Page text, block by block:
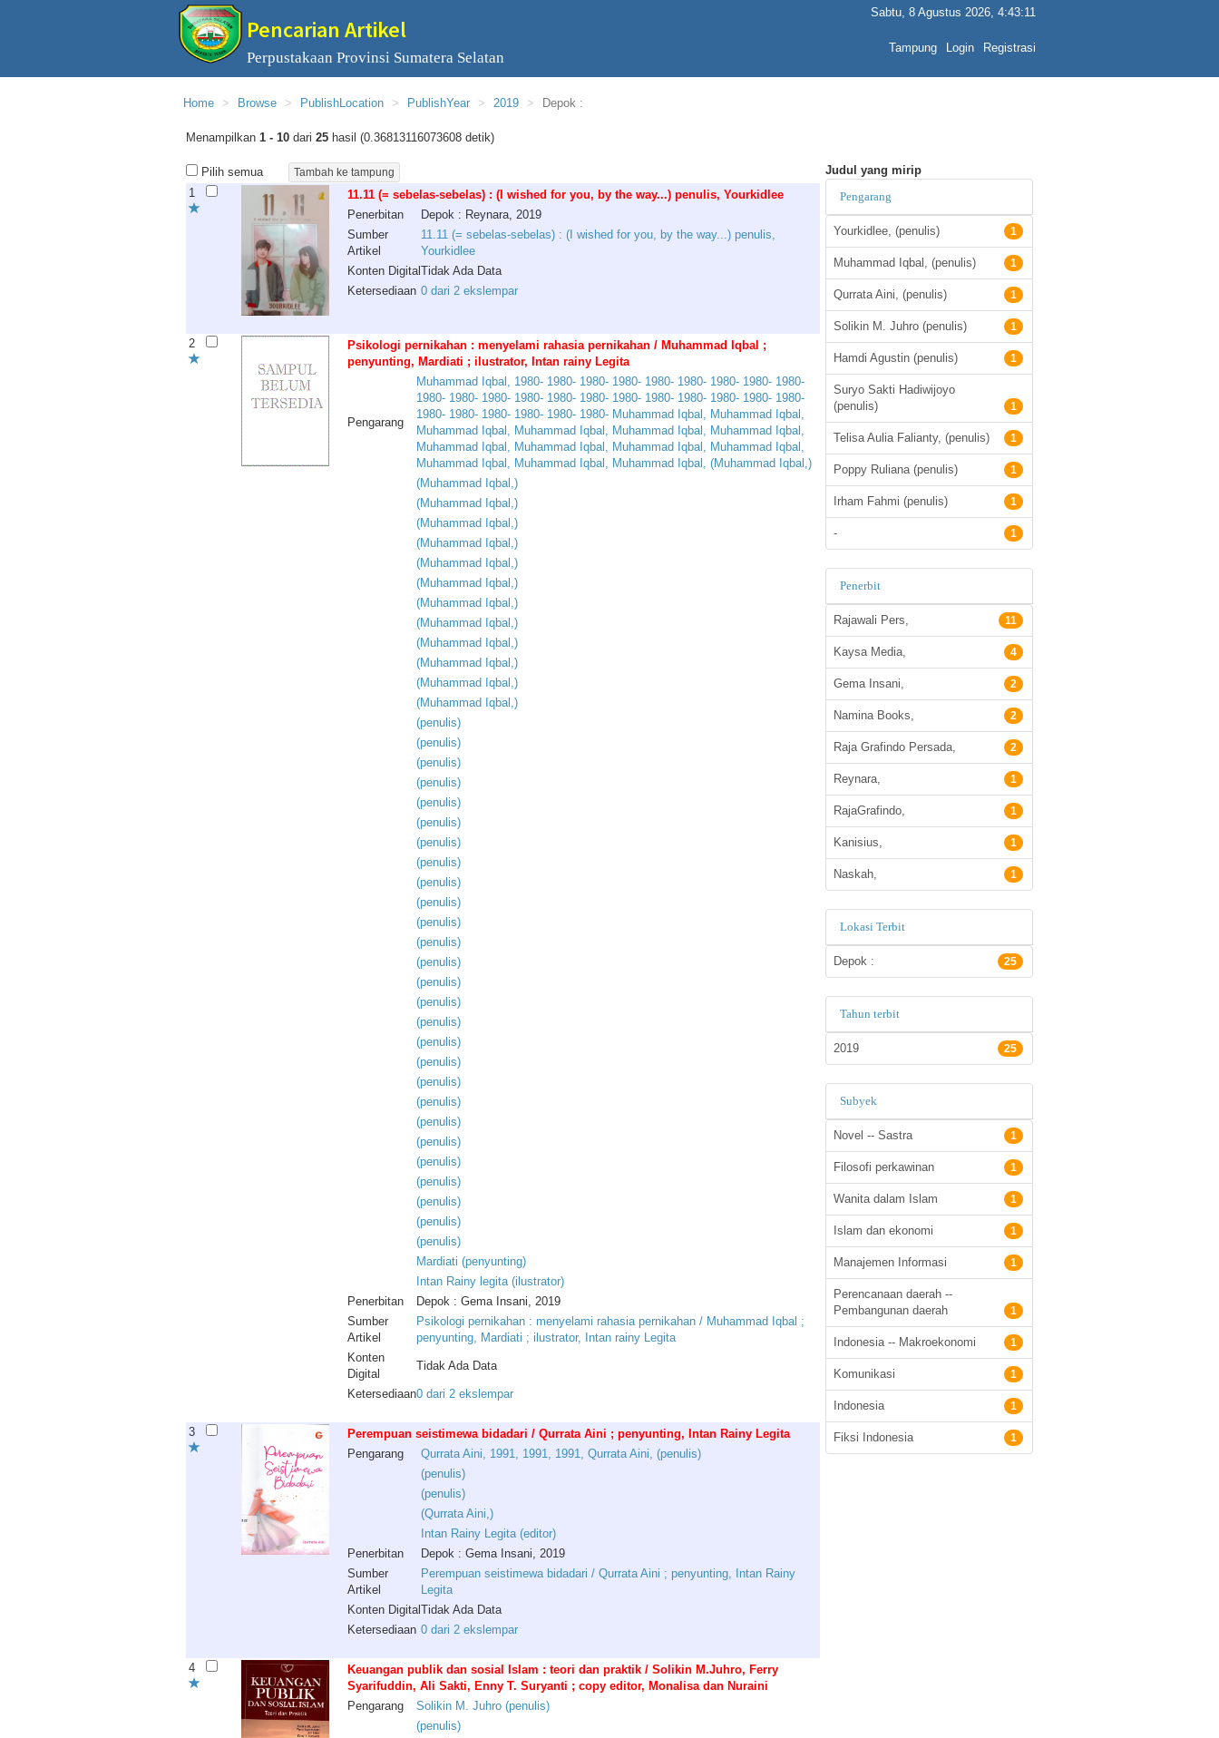
Pencarian Artikel
Perpustakaan Provinsi Sumatera Selatan
Sabtu, 8 Agustus 2026, 4:43:12
Tampung Login Registrasi
Home Browse PublishLocation PublishYear 2019 Depok :
Menampilkan 1 - 10 dari 25 hasil (0.36813116073608 detik)
Pilih semua
1
11.11 (= sebelas-sebelas) : (I wished for you, by the way...) penulis, Yourkidlee
Penerbitan
Depok : Reynara, 2019
Sumber
Artikel
11.11 (= sebelas-sebelas) : (I wished for you, by the way...) penulis,
Yourkidlee
Konten DigitalTidak Ada Data
Ketersediaan 0 dari 2 ekslempar
2
Psikologi pernikahan : menyelami rahasia pernikahan / Muhammad Iqbal ;
penyunting, Mardiati ; ilustrator, Intan rainy Legita
Pengarang
Muhammad Iqbal , 1980- 1980- 1980- 1980- 1980- 1980- 1980- 1980- 1980-
1980- 1980- 1980- 1980- 1980- 1980- 1980- 1980- 1980- 1980- 1980- 1980-
1980- 1980- 1980- 1980- 1980- 1980- Muhammad Iqbal , Muhammad Iqbal ,
Muhammad Iqbal , Muhammad Iqbal , Muhammad Iqbal , Muhammad Iqbal ,
Muhammad Iqbal , Muhammad Iqbal , Muhammad Iqbal , Muhammad Iqbal ,
Muhammad Iqbal , Muhammad Iqbal , Muhammad Iqbal , (Muhammad Iqbal ,)
(Muhammad Iqbal ,)
(Muhammad Iqbal ,)
(Muhammad Iqbal ,)
(Muhammad Iqbal ,)
(Muhammad Iqbal ,)
(Muhammad Iqbal ,)
(Muhammad Iqbal ,)
(Muhammad Iqbal ,)
(Muhammad Iqbal ,)
(Muhammad Iqbal ,)
(Muhammad Iqbal ,)
(Muhammad Iqbal ,)
(penulis)
(penulis)
(penulis)
(penulis)
(penulis)
(penulis)
(penulis)
(penulis)
(penulis)
(penulis)
(penulis)
(penulis)
(penulis)
(penulis)
(penulis)
(penulis)
(penulis)
(penulis)
(penulis)
(penulis)
(penulis)
(penulis)
(penulis)
(penulis)
(penulis)
(penulis)
(penulis)
Mardiati (penyunting)
Intan Rainy legita(ilustrator)
Penerbitan
Depok : Gema Insani, 2019
Sumber
Artikel
Psikologi pernikahan : menyelami rahasia pernikahan / Muhammad Iqbal ;
penyunting, Mardiati ; ilustrator, Intan rainy Legita
Konten
Digital
Tidak Ada Data
Ketersediaan0 dari 2 ekslempar
3
Perempuan seistimewa bidadari / Qurrata Aini ; penyunting, Intan Rainy Legita
Pengarang
Qurrata Aini, 1991, 1991, 1991, Qurrata Aini, (penulis)
(penulis)
(penulis)
(Qurrata Aini,)
Intan Rainy Legita(editor)
Penerbitan
Depok : Gema Insani, 2019
Sumber
Artikel
Perempuan seistimewa bidadari / Qurrata Aini ; penyunting, Intan Rainy
Legita
Konten DigitalTidak Ada Data
Ketersediaan 0 dari 2 ekslempar
4
Keuangan publik dan sosial Islam : teori dan praktik / Solikin M.Juhro, Ferry
Syarifuddin, Ali Sakti, Enny T. Suryanti ; copy editor, Monalisa dan Nuraini
Pengarang
Solikin M . Juhro(penulis)
(penulis)
Judul yang mirip
Pengarang
Yourkidlee, (penulis) 1
Muhammad Iqbal, (penulis) 1
Qurrata Aini, (penulis) 1
Solikin M. Juhro (penulis) 1
Hamdi Agustin (penulis) 1
Suryo Sakti Hadiwijoyo
(penulis)
1
Telisa Aulia Falianty, (penulis) 1
Poppy Ruliana (penulis) 1
Irham Fahmi (penulis) 1
- 1
Penerbit
Rajawali Pers, 11
Kaysa Media, 4
Gema Insani, 2
Namina Books, 2
Raja Grafindo Persada, 2
Reynara, 1
RajaGrafindo, 1
Kanisius, 1
Naskah, 1
Lokasi Terbit
Depok : 25
Tahun terbit
2019 25
Subyek
Novel -- Sastra 1
Filosofi perkawinan 1
Wanita dalam Islam 1
Islam dan ekonomi 1
Manajemen Informasi 1
Perencanaan daerah --
Pembangunan daerah
1
Indonesia -- Makroekonomi 1
Komunikasi 1
Indonesia 1
Fiksi Indonesia 1